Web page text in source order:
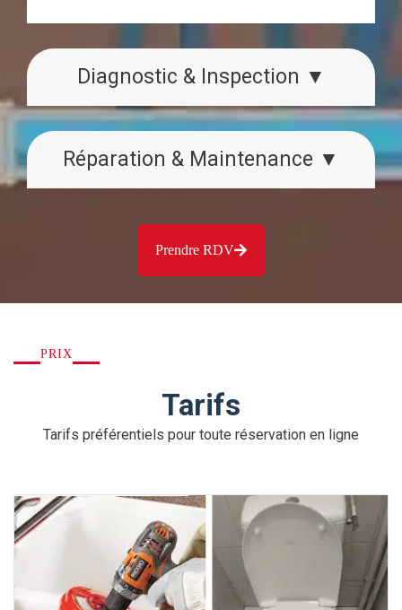
Diagnostic & Inspection ▼
Réparation & Maintenance ▼
Prendre RDV
PRIX
Tarifs
Tarifs préférentiels pour toute réservation en ligne